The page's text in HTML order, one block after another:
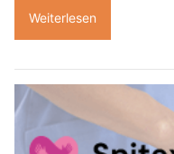
Weiterlesen